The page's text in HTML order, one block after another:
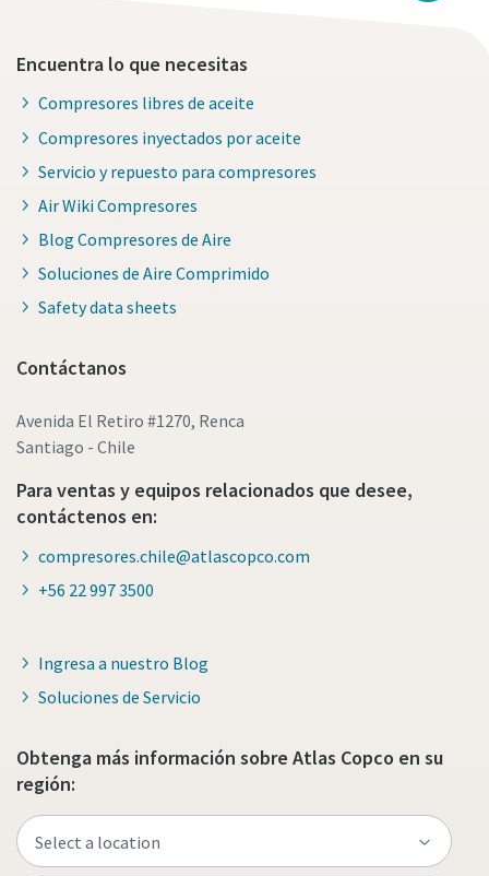
Encuentra lo que necesitas
Compresores libres de aceite
Compresores inyectados por aceite
Servicio y repuesto para compresores
Air Wiki Compresores
Blog Compresores de Aire
Soluciones de Aire Comprimido
Safety data sheets
Contáctanos
Avenida El Retiro #1270, Renca
Santiago - Chile
Para ventas y equipos relacionados que desee,
contáctenos en:
compresores.chile@atlascopco.com
+56 22 997 3500
Ingresa a nuestro Blog
Soluciones de Servicio
Obtenga más información sobre Atlas Copco en su
región: